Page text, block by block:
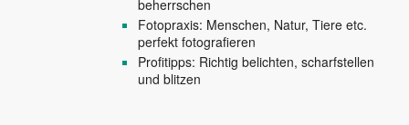
beherrschen
Fotopraxis: Menschen, Natur, Tiere etc.
perfekt fotografieren
Profitipps: Richtig belichten, scharfstellen
und blitzen